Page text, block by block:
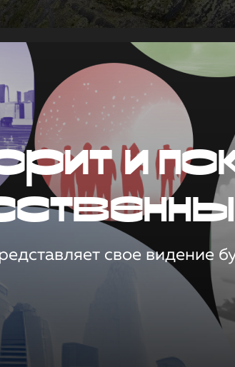
и
свое видение